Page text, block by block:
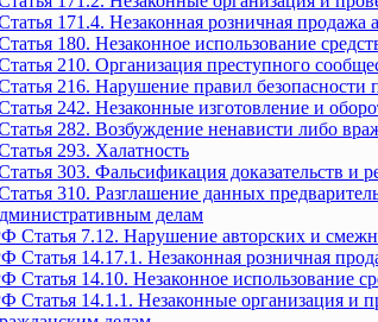
171.4. Незаконная розничная
180. Незаконное использование
210. Организация преступного
216. Нарушение правил безопасности
242. Незаконные изготовление и
282. Возбуждение ненависти либо
293. Халатность
303. Фальсификация доказательств и
310. Разглашение данных
делам
Статья 7.12. Нарушение авторских и
Статья 14.17.1. Незаконная розничная
14.10. Незаконное использование
14.1.1. Незаконные организация и